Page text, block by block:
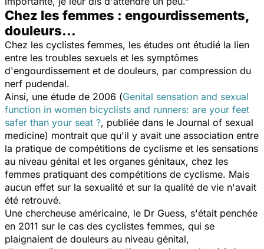
Chez les femmes : engourdissements,
douleurs...
Chez les cyclistes femmes, les études ont étudié la lien
entre les troubles sexuels et les symptômes
d'engourdissement et de douleurs, par compression du
nerf pudendal.
Ainsi, une étude de 2006 (Genital sensation and sexual
function in women bicyclists and runners: are your feet
safer than your seat ?, publiée dans le Journal of sexual
medicine) montrait que qu'il y avait une association entre
la pratique de compétitions de cyclisme et les sensations
au niveau génital et les organes génitaux, chez les
femmes pratiquant des compétitions de cyclisme. Mais
aucun effet sur la sexualité et sur la qualité de vie n'avait
été retrouvé.
Une chercheuse américaine, le Dr Guess, s'était penchée
en 2011 sur le cas des cyclistes femmes, qui se
plaignaient de douleurs au niveau génital,